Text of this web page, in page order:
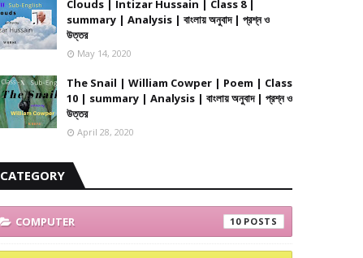
Clouds | Intizar Hussain | Class 8 |
summary | Analysis | বাংলায় অনুবাদ | প্রশ্ন ও
উত্তর
May 14, 2020
The Snail | William Cowper | Poem | Class
10 | summary | Analysis | বাংলায় অনুবাদ | প্রশ্ন ও
উত্তর
April 28, 2020
CATEGORY
COMPUTER 10